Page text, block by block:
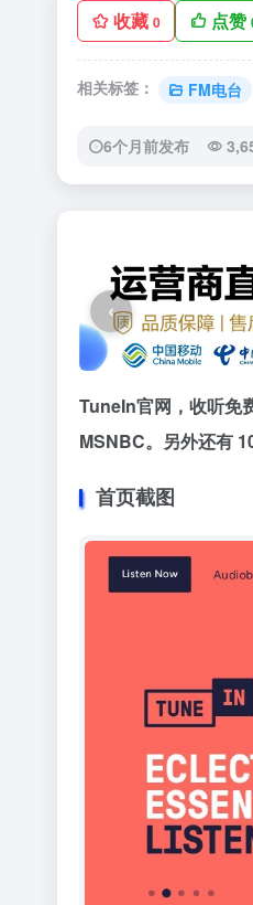
收藏 0 点赞
相关标签： FM电台
6个月前发布
‹
TuneIn官网，收听免
MSNBC。另外还有
首页截图